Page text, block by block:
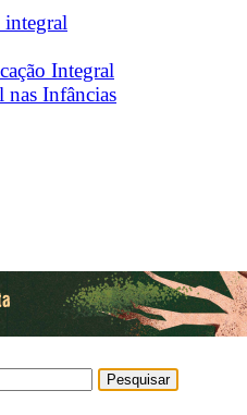
integral
Integral
nas Infâncias